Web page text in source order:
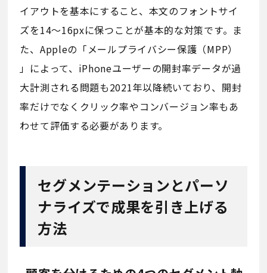
イアウトを基本にすること、本文のフォントサイ
ズを14〜16pxに保つことが基本的な対策です。ま
た、Appleの「メールプライバシー保護（MPP）
」によって、iPhoneユーザーの開封率データが過
大計測される問題も2021年以降続いており、開封
率だけでなくクリック率やコンバージョン率もあ
わせて評価する必要があります。
セグメンテーションとパーソ
ナライズで成果を引き上げる
方法